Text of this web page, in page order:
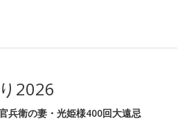
2026
兵衛の妻・光姫様400回大遠忌